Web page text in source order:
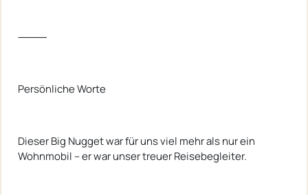
⸻
Persönliche Worte
Dieser Big Nugget war für uns viel mehr als nur ein
Wohnmobil – er war unser treuer Reisebegleiter.